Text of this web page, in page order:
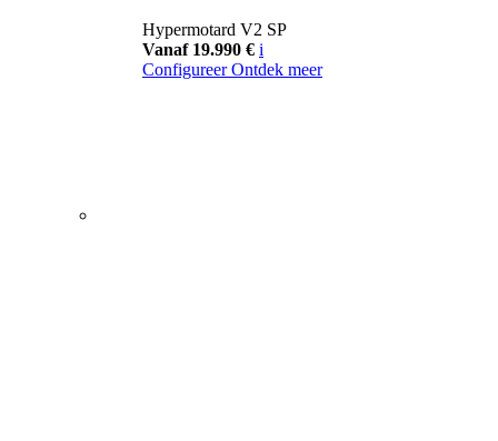
Hypermotard V2 SP
Vanaf 19.990 € i
Configureer Ontdek meer